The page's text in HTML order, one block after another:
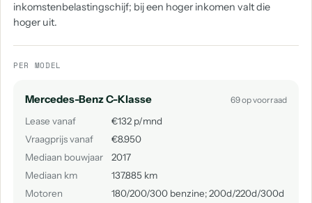
inkomstenbelastingschijf; bij een hoger inkomen valt die
hoger uit.
PER MODEL
Mercedes-Benz C-Klasse 69 op voorraad
Lease vanaf
€132 p/mnd
Vraagprijs vanaf
€8.950
Mediaan bouwjaar
2017
Mediaan km
137.885 km
Motoren
180/200/300 benzine; 200d/220d/300d